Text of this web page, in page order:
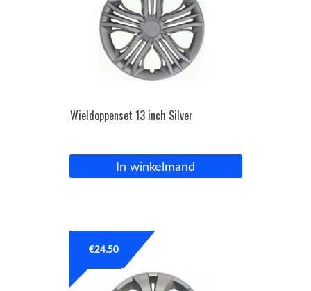
Wieldoppenset 13 inch Silver
In winkelmand
€24.50